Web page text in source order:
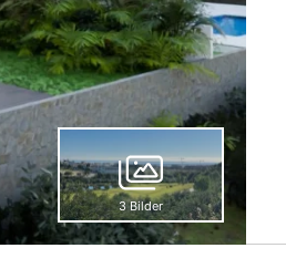
3 Bilder